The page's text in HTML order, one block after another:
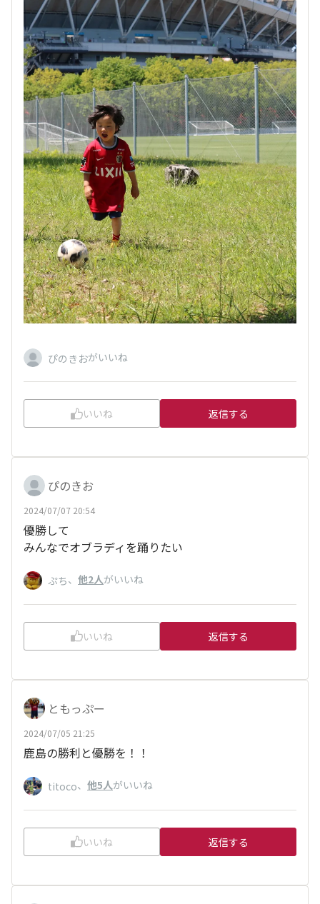
ぴのきおがいいね
いいね 返信する
ぴのきお
2024/07/07 20:54
優勝して
みんなでオブラディを踊りたい
ぷち、 他2人がいいね
いいね 返信する
ともっぷー
2024/07/05 21:25
鹿島の勝利と優勝を！！
titoco、 他5人がいいね
いいね 返信する